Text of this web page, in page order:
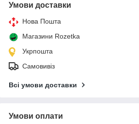
Умови доставки
Нова Пошта
Магазини Rozetka
Укрпошта
Самовивіз
Всі умови доставки
Умови оплати